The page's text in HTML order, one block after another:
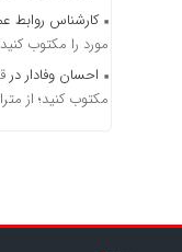
کارشناس روابط
مورد را مکتوب
احسان وفادار در
مکتوب کنید؛ از